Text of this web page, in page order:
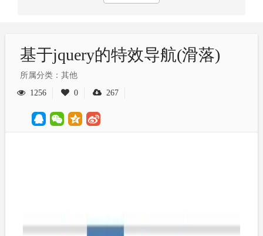
基于jquery的特效导航(滑落)
所属分类：其他
1256
0 267